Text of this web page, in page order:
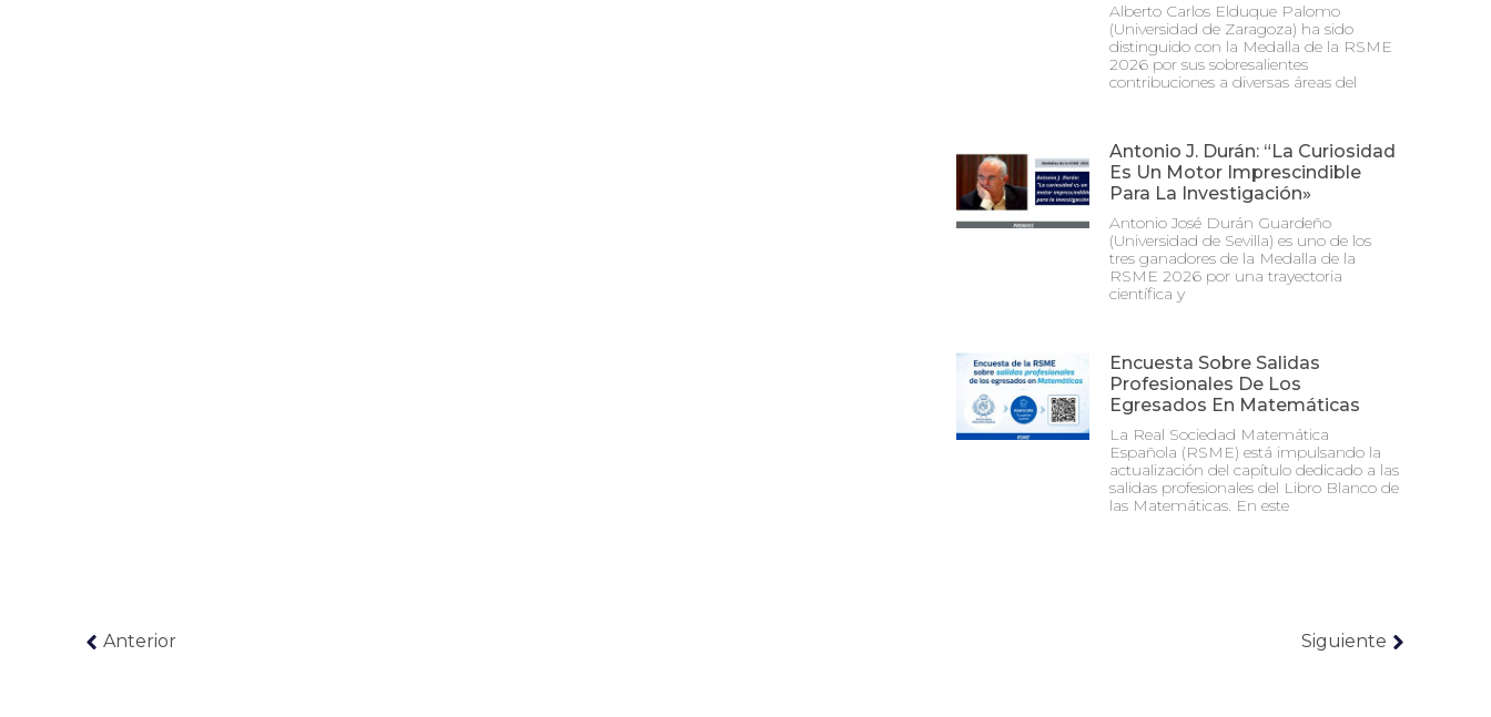
Alberto Carlos Elduque Palomo
(Universidad de Zaragoza) ha sido
distinguido con la Medalla de la RSME
2026 por sus sobresalientes
contribuciones a diversas áreas del
Antonio J. Durán: “La Curiosidad
Es Un Motor Imprescindible
Para La Investigación»
Antonio José Durán Guardeño
(Universidad de Sevilla) es uno de los
tres ganadores de la Medalla de la
RSME 2026 por una trayectoria
científica y
Encuesta Sobre Salidas
Profesionales De Los
Egresados En Matemáticas
La Real Sociedad Matemática
Española (RSME) está impulsando la
actualización del capítulo dedicado a las
salidas profesionales del Libro Blanco de
las Matemáticas. En este
Anterior Siguiente